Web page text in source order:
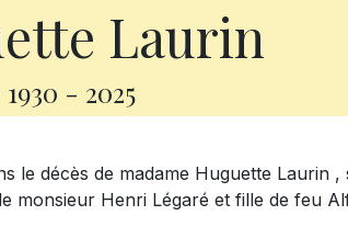
Laurin
1930 - 2025
le décès de madame Huguette Laurin
monsieur Henri Légaré et fille de feu